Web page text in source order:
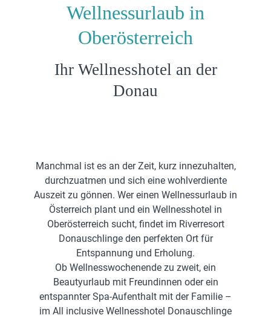
Wellnessurlaub in
Oberösterreich
Ihr Wellnesshotel an der
Donau
Manchmal ist es an der Zeit, kurz innezuhalten,
durchzuatmen und sich eine wohlverdiente
Auszeit zu gönnen. Wer einen Wellnessurlaub in
Österreich plant und ein Wellnesshotel in
Oberösterreich sucht, findet im Riverresort
Donauschlinge den perfekten Ort für
Entspannung und Erholung.
Ob Wellnesswochenende zu zweit, ein
Beautyurlaub mit Freundinnen oder ein
entspannter Spa-Aufenthalt mit der Familie –
im All inclusive Wellnesshotel Donauschlinge